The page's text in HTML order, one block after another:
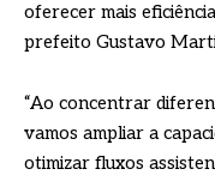
oferecer mais
prefeito Gustavo
“Ao concentrar
vamos ampliar a
otimizar fluxos